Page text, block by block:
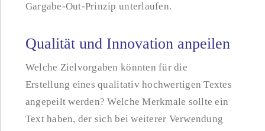
Gargabe-Out-Prinzip unterlaufen.
Qualität und Innovation anpeilen
Welche Zielvorgaben könnten für die
Erstellung eines qualitativ hochwertigen Textes
angepeilt werden? Welche Merkmale sollte ein
Text haben, der sich bei weiterer Verwendung